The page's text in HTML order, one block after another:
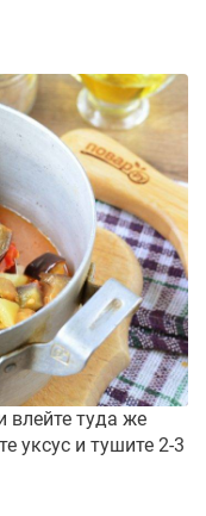
туда же
уксус и тушите 2-3